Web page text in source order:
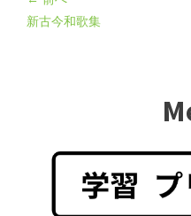
新古今和歌集